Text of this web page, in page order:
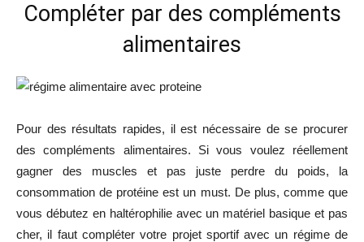
Compléter par des compléments
alimentaires
Pour des résultats rapides, il est nécessaire de se procurer
des compléments alimentaires. Si vous voulez réellement
gagner des muscles et pas juste perdre du poids, la
consommation de protéine est un must. De plus, comme que
vous débutez en haltérophilie avec un matériel basique et pas
cher, il faut compléter votre projet sportif avec un régime de